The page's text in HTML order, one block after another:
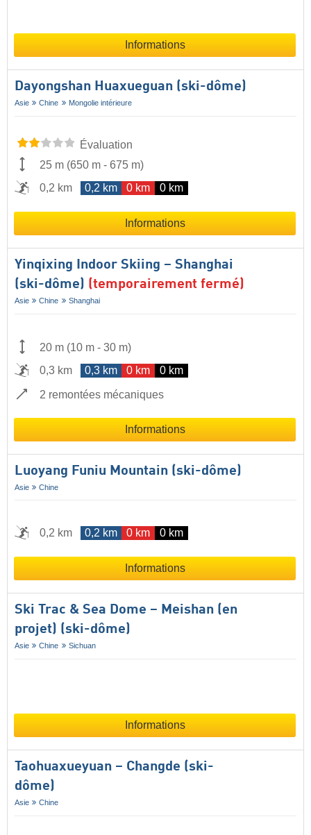
Informations
Dayongshan Huaxueguan (ski-dôme)
Asie Chine Mongolie intérieure
Évaluation
25 m (650 m - 675 m)
0,2 km
0,2 km 0 km 0 km
Informations
Yinqixing Indoor Skiing – Shanghai
(ski-dôme) (temporairement fermé)
Asie Chine Shanghai
20 m (10 m - 30 m)
0,3 km
0,3 km 0 km 0 km
2 remontées mécaniques
Informations
Luoyang Funiu Mountain (ski-dôme)
Asie Chine
0,2 km 0,2 km 0 km 0 km
Informations
Ski Trac & Sea Dome – Meishan (en
projet) (ski-dôme)
Asie Chine Sichuan
Informations
Taohuaxueyuan – Changde (ski-
dôme)
Asie Chine